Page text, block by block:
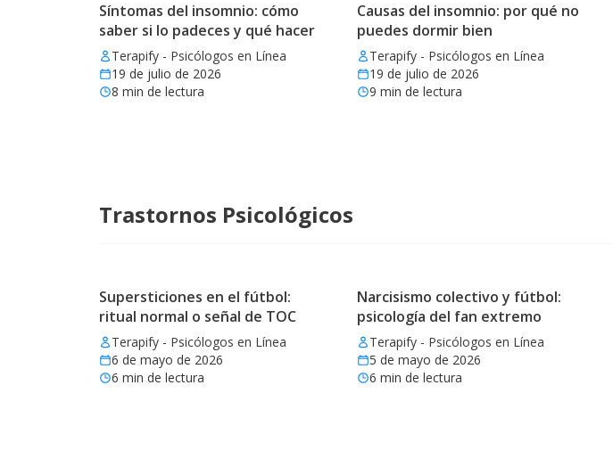
Síntomas del insomnio: cómo
saber si lo padeces y qué hacer
Terapify - Psicólogos en Línea
19 de julio de 2026
8 min de lectura
Causas del insomnio: por qué no
puedes dormir bien
Terapify - Psicólogos en Línea
19 de julio de 2026
9 min de lectura
Trastornos Psicológicos
Supersticiones en el fútbol:
ritual normal o señal de TOC
Terapify - Psicólogos en Línea
6 de mayo de 2026
6 min de lectura
Narcisismo colectivo y fútbol:
psicología del fan extremo
Terapify - Psicólogos en Línea
5 de mayo de 2026
6 min de lectura